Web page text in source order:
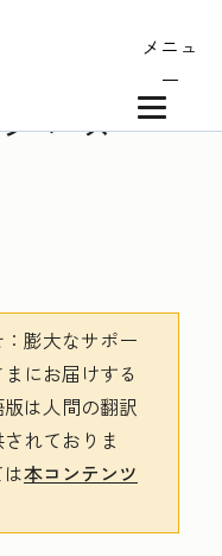
メニュ
ー
ベース
：膨大なサポー
にお届けする
は人間の翻訳
れておりま
本コンテンツ